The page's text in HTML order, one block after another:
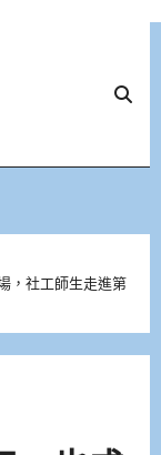
，社工師生走進第